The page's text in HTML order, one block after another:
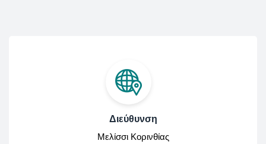
Διεύθυνση
Μελίσσι Κορινθίας